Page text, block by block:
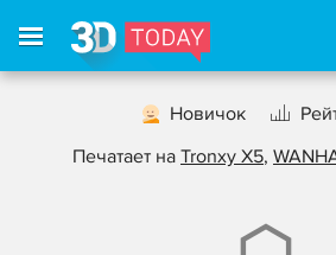
Новичок
Печатает на Tronxy X5,